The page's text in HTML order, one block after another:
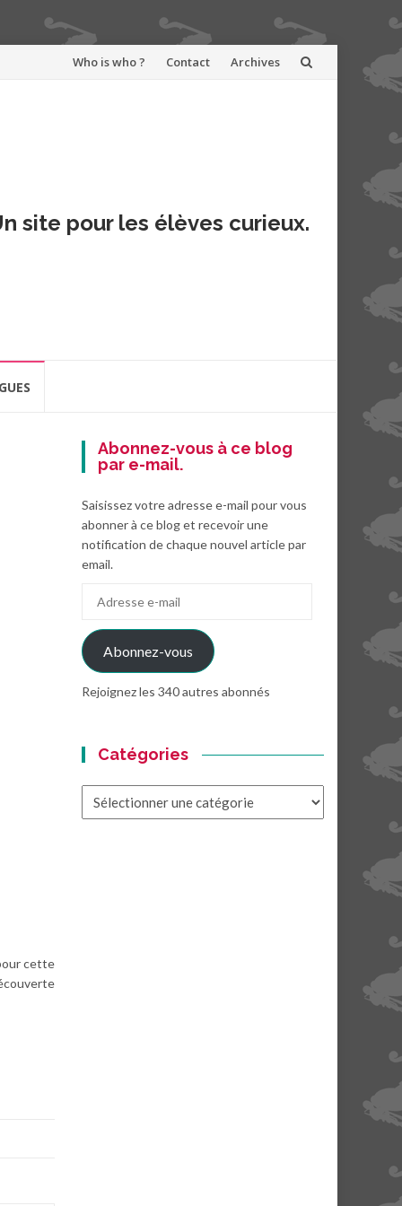
Aller
Who is who ? Contact Archives
site pour les élèves curieux.
cette
Abonnez-vous à ce blog
par e-mail.
Saisissez votre adresse e-mail pour vous
abonner à ce blog et recevoir une
notification de chaque nouvel article par
email.
mail
Abonnez-vous
Rejoignez les 340 autres abonnés
Catégories